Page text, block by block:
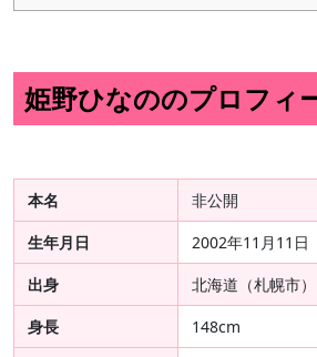
姫野ひなののプロフィ
本名
非公開
生年月日
2002年11月11日
出身
北海道（札幌市）
身長
148cm